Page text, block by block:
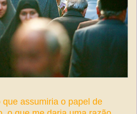
assumiria o papel de